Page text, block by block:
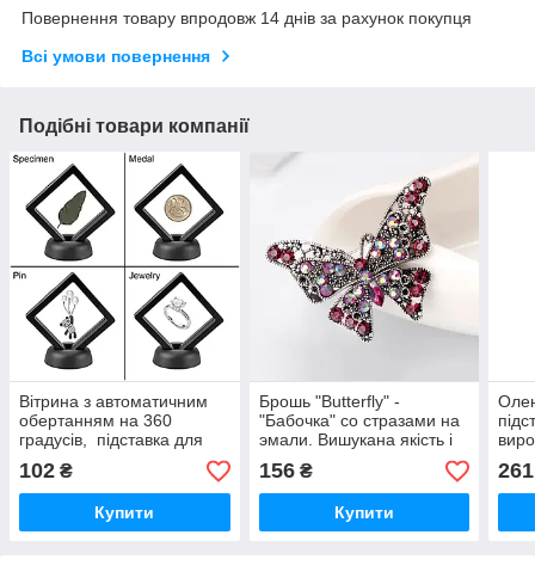
Повернення товару впродовж 14 днів за рахунок покупця
Всі умови повернення
Подібні товари компанії
Вітрина з автоматичним
обертанням на 360
градусів, підставка для
ювелірних виробів,
годинників, телефонів
SOLAR 360
102 ₴
Купити
Брошь "Butterfly" -
"Бабочка" со стразами на
эмали. Вишукана якість і
красиве переливання
каменів.
156₴
Купити
25
261